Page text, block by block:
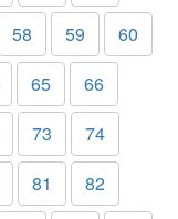
58 59
60
65
66
73
74
81
82